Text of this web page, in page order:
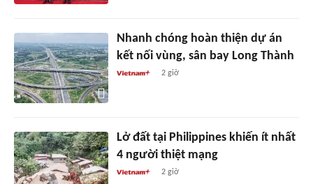
Nhanh chóng hoàn thiện dự án
kết nối vùng, sân bay Long Thành
2 giờ
Lở đất tại Philippines khiến ít nhất
4 người thiệt mạng
2 giờ